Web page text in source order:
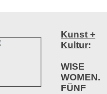
Kunst +
Kultur:
WISE
WOMEN.
FÜNF